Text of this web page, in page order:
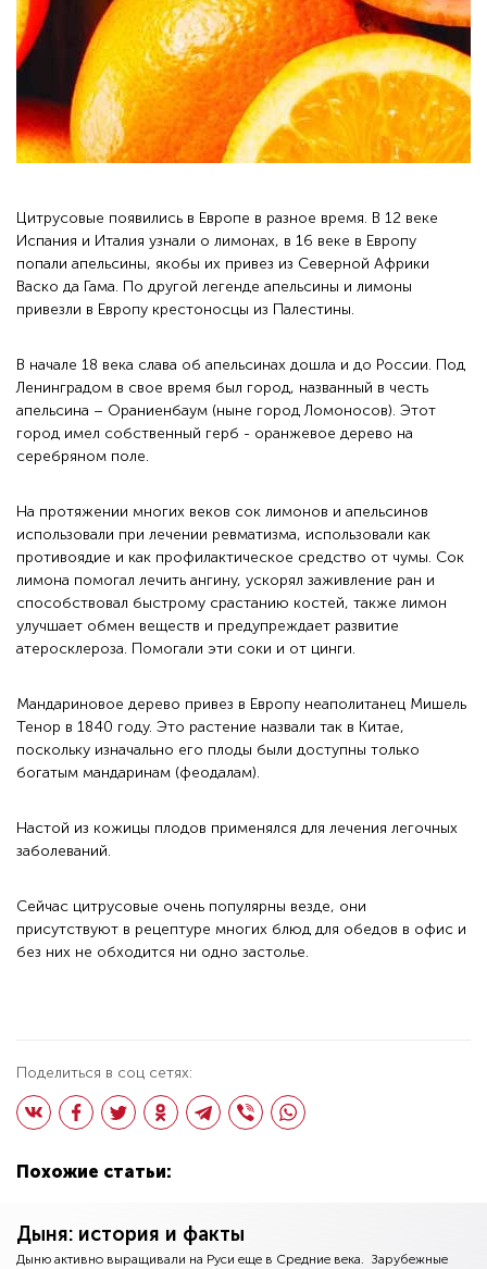
Цитрусовые появились в Европе в разное время. В 12 веке
Испания и Италия узнали о лимонах, в 16 веке в Европу
попали апельсины, якобы их привез из Северной Африки
Васко да Гама. По другой легенде апельсины и лимоны
привезли в Европу крестоносцы из Палестины.
В начале 18 века слава об апельсинах дошла и до России. Под
Ленинградом в свое время был город, названный в честь
апельсина – Ораниенбаум (ныне город Ломоносов). Этот
город имел собственный герб - оранжевое дерево на
серебряном поле.
На протяжении многих веков сок лимонов и апельсинов
использовали при лечении ревматизма, использовали как
противоядие и как профилактическое средство от чумы. Сок
лимона помогал лечить ангину, ускорял заживление ран и
способствовал быстрому срастанию костей, также лимон
улучшает обмен веществ и предупреждает развитие
атеросклероза. Помогали эти соки и от цинги.
Мандариновое дерево привез в Европу неаполитанец Мишель
Тенор в 1840 году. Это растение назвали так в Китае,
поскольку изначально его плоды были доступны только
богатым мандаринам (феодалам).
Настой из кожицы плодов применялся для лечения легочных
заболеваний.
Сейчас цитрусовые очень популярны везде, они
присутствуют в рецептуре многих блюд для обедов в офис и
без них не обходится ни одно застолье.
Поделиться в соц сетях:
Похожие статьи:
Дыня: история и факты
Дыню активно выращивали на Руси еще в Средние века. Зарубежные